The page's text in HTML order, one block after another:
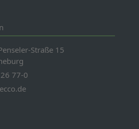
Straße 15
77-0